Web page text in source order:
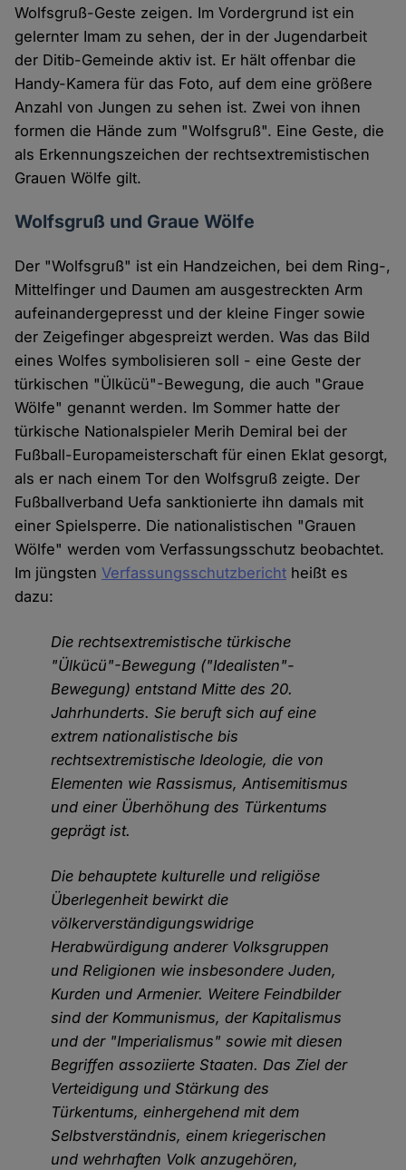
Wolfsgruß-Geste zeigen. Im Vordergrund ist ein
gelernter Imam zu sehen, der in der Jugendarbeit
der Ditib-Gemeinde aktiv ist. Er hält offenbar die
Handy-Kamera für das Foto, auf dem eine größere
Anzahl von Jungen zu sehen ist. Zwei von ihnen
formen die Hände zum "Wolfsgruß". Eine Geste, die
als Erkennungszeichen der rechtsextremistischen
Grauen Wölfe gilt.
Wolfsgruß und Graue Wölfe
Der "Wolfsgruß" ist ein Handzeichen, bei dem Ring-,
Mittelfinger und Daumen am ausgestreckten Arm
aufeinandergepresst und der kleine Finger sowie
der Zeigefinger abgespreizt werden. Was das Bild
eines Wolfes symbolisieren soll - eine Geste der
türkischen "Ülkücü"-Bewegung, die auch "Graue
Wölfe" genannt werden. Im Sommer hatte der
türkische Nationalspieler Merih Demiral bei der
Fußball-Europameisterschaft für einen Eklat gesorgt,
als er nach einem Tor den Wolfsgruß zeigte. Der
Fußballverband Uefa sanktionierte ihn damals mit
einer Spielsperre. Die nationalistischen "Grauen
Wölfe" werden vom Verfassungsschutz beobachtet.
Im jüngstenVerfassungsschutzbericht heißt es
dazu:
Die rechtsextremistische türkische
"Ülkücü"-Bewegung ("Idealisten"-
Bewegung) entstand Mitte des 20.
Jahrhunderts. Sie beruft sich auf eine
extrem nationalistische bis
rechtsextremistische Ideologie, die von
Elementen wie Rassismus, Antisemitismus
und einer Überhöhung des Türkentums
geprägt ist.
Die behauptete kulturelle und religiöse
Überlegenheit bewirkt die
völkerverständigungswidrige
Herabwürdigung anderer Volksgruppen
und Religionen wie insbesondere Juden,
Kurden und Armenier. Weitere Feindbilder
sind der Kommunismus, der Kapitalismus
und der "Imperialismus" sowie mit diesen
Begriffen assoziierte Staaten. Das Ziel der
Verteidigung und Stärkung des
Türkentums, einhergehend mit dem
Selbstverständnis, einem kriegerischen
und wehrhaften Volk anzugehören,